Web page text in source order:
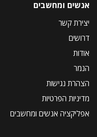
אנשים ומחשבים
יצירת קשר
דרושים
אודות
הנמר
הצהרת נגישות
מדיניות הפרטיות
אפליקציה אנשים ומחשבים